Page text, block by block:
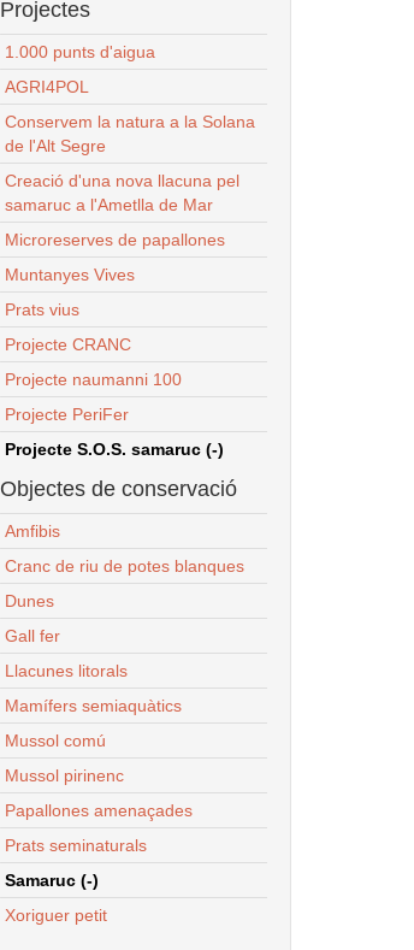
Projectes
1.000 punts d'aigua
AGRI4POL
Conservem la natura a la Solana
de l'Alt Segre
Creació d'una nova llacuna pel
samaruc a l'Ametlla de Mar
Microreserves de papallones
Muntanyes Vives
Prats vius
Projecte CRANC
Projecte naumanni 100
Projecte PeriFer
Projecte S.O.S. samaruc (-)
Objectes de conservació
Amfibis
Cranc de riu de potes blanques
Dunes
Gall fer
Llacunes litorals
Mamífers semiaquàtics
Mussol comú
Mussol pirinenc
Papallones amenaçades
Prats seminaturals
Samaruc (-)
Xoriguer petit